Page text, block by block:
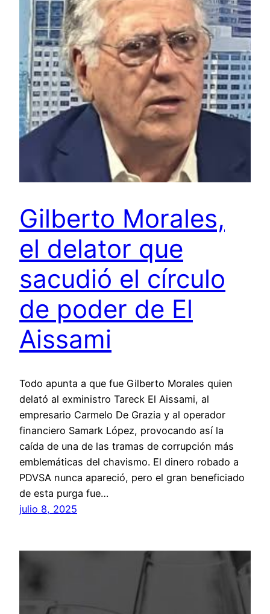
Gilberto Morales,
el delator que
sacudió el círculo
de poder de El
Aissami
Todo apunta a que fue Gilberto Morales quien
delató al exministro Tareck El Aissami, al
empresario Carmelo De Grazia y al operador
financiero Samark López, provocando así la
caída de una de las tramas de corrupción más
emblemáticas del chavismo. El dinero robado a
PDVSA nunca apareció, pero el gran beneficiado
de esta purga fue…
julio 8, 2025